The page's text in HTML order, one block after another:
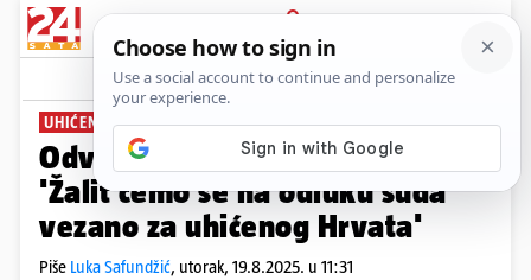
PRIJAVA
News Komentari
UHIĆEN U BEOGRADU
Odvjetnik iz Srbije za 24sata:
'Žalit ćemo se na odluku suda
vezano za uhićenog Hrvata'
Piše Luka Safundžić, utorak, 19.8.2025. u 11:31